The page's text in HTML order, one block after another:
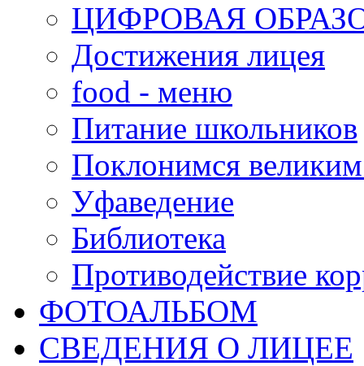
ЦИФРОВАЯ
Достижения лицея
food - меню
Питание школьников
Поклонимся
Уфаведение
Библиотека
Противодействие
ФОТОАЛЬБОМ
СВЕДЕНИЯ О ЛИЦЕЕ